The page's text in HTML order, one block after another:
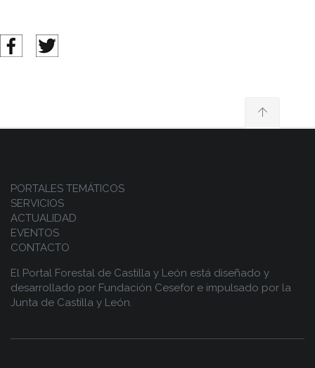
PORTALES TEMÁTICOS
SERVICIOS
ACTUALIDAD
EVENTOS
CONTACTO
El Portal Forestal de Castilla y León está diseñado y
desarrollado por Fundación Cesefor e impulsado por la
Junta de Castilla y León.